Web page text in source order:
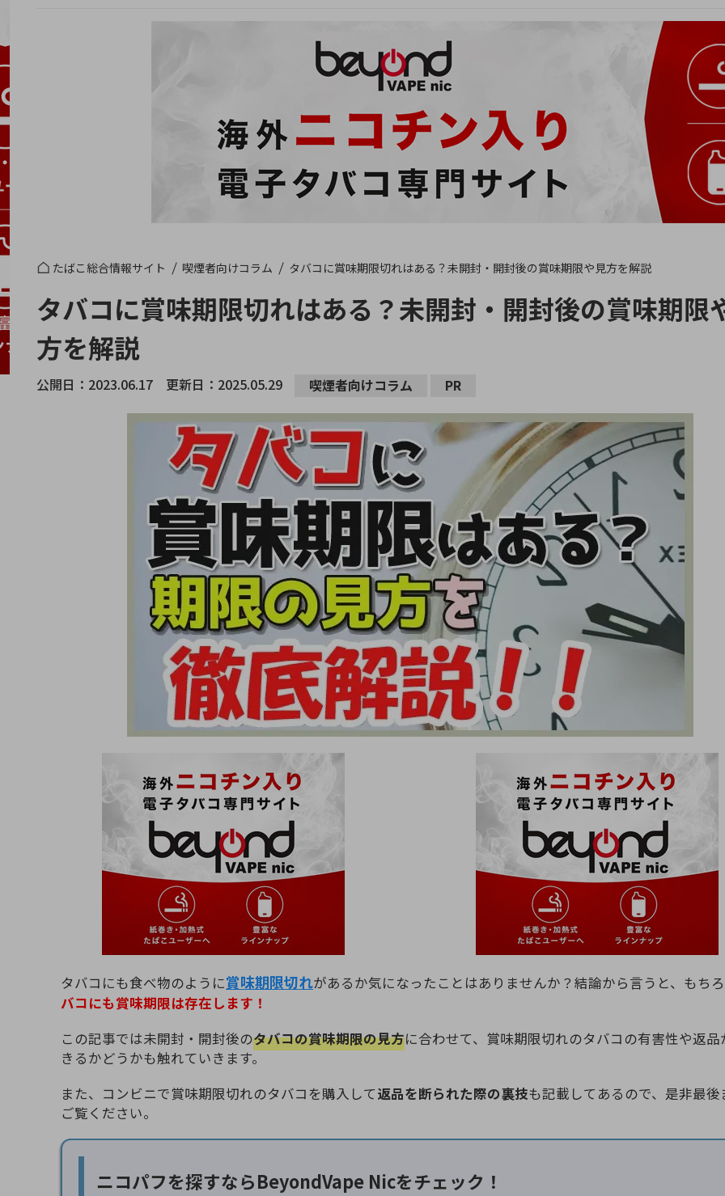
たばこ総合情報サイト 喫煙者向けコラム タバコに賞味期限切れはある？未開封・開封後の賞味期限や見方を解説
タバコに賞味期限切れはある？未開封・開封後の賞味期限
方を解説
公開日： 2023.06.17 更新日： 2025.05.29 喫煙者向けコラム PR
タバコにも食べ物のように賞味期限切れがあるか気になったことはありませんか？結論から言うと、もち
バコにも賞味期限は存在します！
この記事では未開封・開封後のタバコの賞味期限の見方に合わせて、賞味期限切れのタバコの有害性や返品
きるかどうかも触れていきます。
また、コンビニで賞味期限切れのタバコを購入して返品を断られた際の裏技も記載してあるので、是非最後
ご覧ください。
ニコパフを探すならBeyondVape Nicをチェック！